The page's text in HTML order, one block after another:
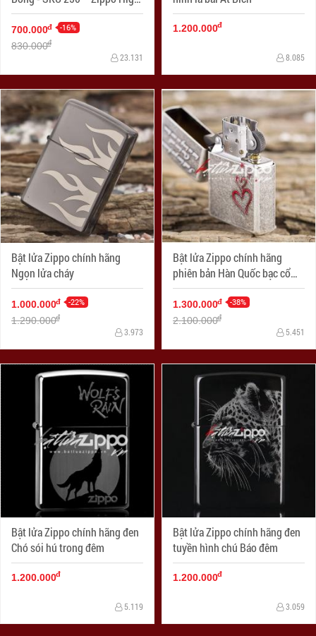
Polished Chrome
700.000đ -16%
830.000đ
23.131
1.200.000đ
8.085
Bật lửa Zippo chính hãng
Ngọn lửa cháy
1.000.000đ -22%
1.290.000đ
3.973
Bật lửa Zippo chính hãng
phiên bản Hàn Quốc bạc cổ
trái tim tình yêu
1.300.000đ -38%
2.100.000đ
5.451
Bật lửa Zippo chính hãng đen
Chó sói hú trong đêm
1.200.000đ
5.119
Bật lửa Zippo chính hãng đen
tuyền hình chú Báo đêm
1.200.000đ
3.059